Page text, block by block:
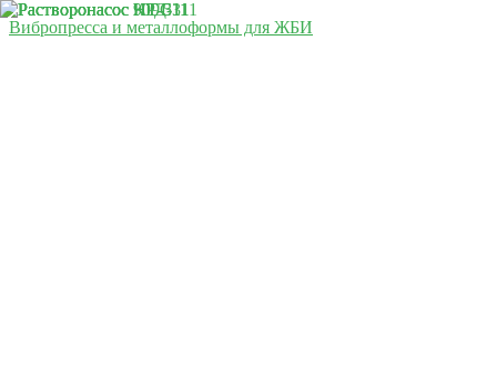
Вибропресса и металлоформы для ЖБИ